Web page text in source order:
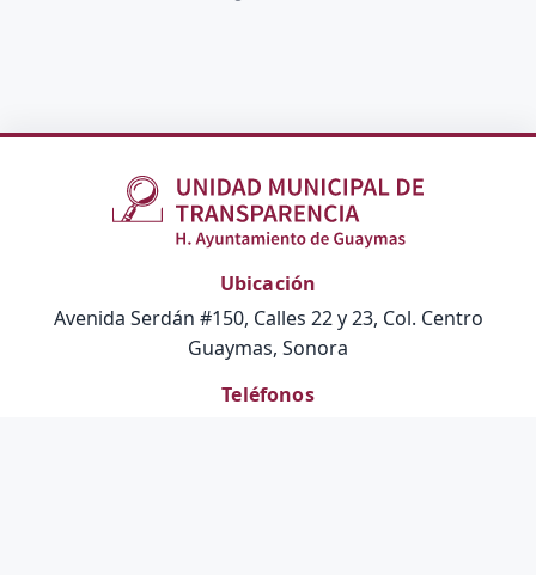
Ubicación
Avenida Serdán #150, Calles 22 y 23, Col. Centro
Guaymas, Sonora
Teléfonos